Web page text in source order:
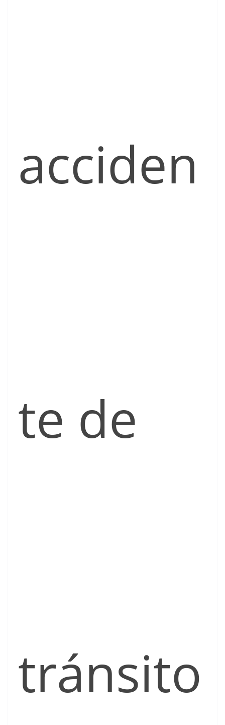
acciden
te de
tránsito